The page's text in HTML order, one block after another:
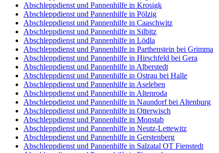
Abschleppdienst und Pannenhilfe in Krosigk
Abschleppdienst und Pannenhilfe in Pölzig
Abschleppdienst und Pannenhilfe in Caaschwitz
Abschleppdienst und Pannenhilfe in Silbitz
Abschleppdienst und Pannenhilfe in Lödla
Abschleppdienst und Pannenhilfe in Parthenstein bei Grimma
Abschleppdienst und Pannenhilfe in Hirschfeld bei Gera
Abschleppdienst und Pannenhilfe in Alberstedt
Abschleppdienst und Pannenhilfe in Ostrau bei Halle
Abschleppdienst und Pannenhilfe in Aseleben
Abschleppdienst und Pannenhilfe in Altenroda
Abschleppdienst und Pannenhilfe in Naundorf bei Altenburg
Abschleppdienst und Pannenhilfe in Otterwisch
Abschleppdienst und Pannenhilfe in Monstab
Abschleppdienst und Pannenhilfe in Neutz-Lettewitz
Abschleppdienst und Pannenhilfe in Gerstenberg
Abschleppdienst und Pannenhilfe in Salzatal OT Fienstedt